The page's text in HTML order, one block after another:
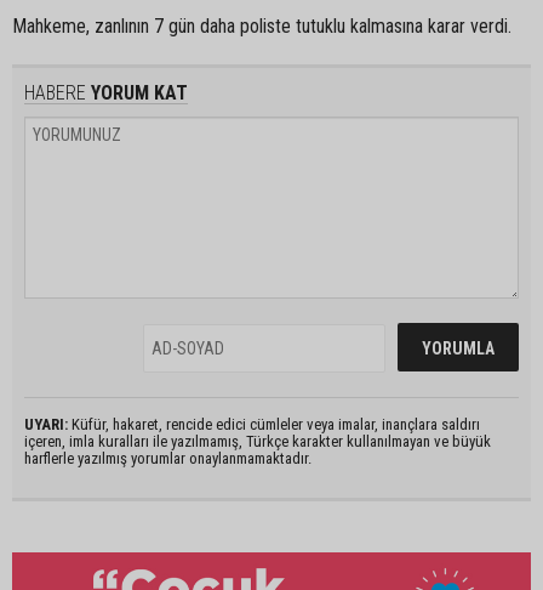
Mahkeme, zanlının 7 gün daha poliste tutuklu kalmasına karar verdi.
HABERE YORUM KAT
UYARI: Küfür, hakaret, rencide edici cümleler veya imalar, inançlara saldırı
içeren, imla kuralları ile yazılmamış, Türkçe karakter kullanılmayan ve büyük
harflerle yazılmış yorumlar onaylanmamaktadır.